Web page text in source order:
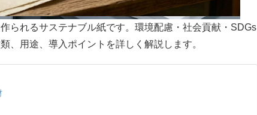
られるサステナブル紙です。環境配慮・社会貢献・SDGs
、用途、導入ポイントを詳しく解説します。